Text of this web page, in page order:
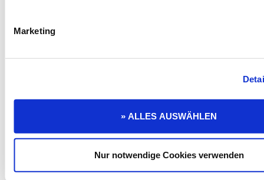
Marketing
» ALLES AUSWÄHLEN
Nur notwendige Cookies verwenden